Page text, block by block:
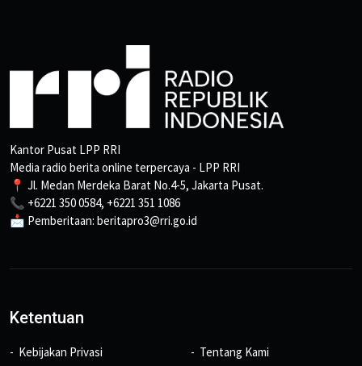
Kantor Pusat LPP RRI
Media radio berita online terpercaya - LPP RRI
📍 Jl. Medan Merdeka Barat No.4-5, Jakarta Pusat.
📞 +6221 350 0584, +6221 351 1086
📩 Pemberitaan: beritapro3@rri.go.id
Ketentuan
Kebijakan Privasi
Tentang Kami